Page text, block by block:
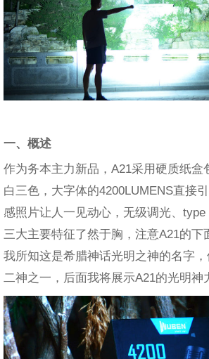
一、概述
作为务本主力新品，A21采用硬质纸盒
白三色，大字体的4200LUMENS直接
感照片让人一见动心，无级调光、
三大主要特征了然于胸，注意A21的下
我所知这是希腊神话光明之神的名字
二神之一，后面我将展示A21的光明神